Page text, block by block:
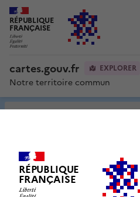
RÉPUBLIQUE
FRANÇAISE
cartes.gouv.fr EXPLORER
Notre territoire commun
RÉPUBLIQUE
FRANÇAISE